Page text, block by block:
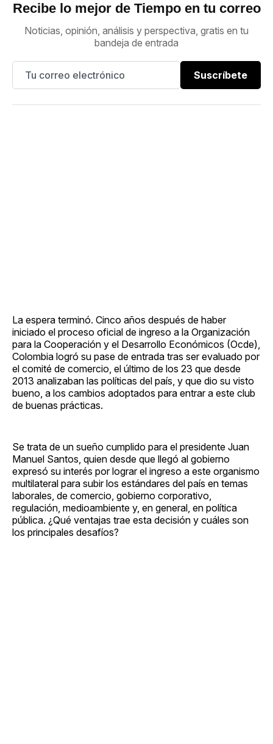
Recibe lo mejor de Tiempo en tu correo
Noticias, opinión, análisis y perspectiva, gratis en tu
bandeja de entrada
Suscríbete
La espera terminó. Cinco años después de haber
iniciado el proceso oficial de ingreso a la Organización
para la Cooperación y el Desarrollo Económicos (Ocde),
Colombia logró su pase de entrada tras ser evaluado por
el comité de comercio, el último de los 23 que desde
2013 analizaban las políticas del país, y que dio su visto
bueno, a los cambios adoptados para entrar a este club
de buenas prácticas.
Se trata de un sueño cumplido para el presidente Juan
Manuel Santos, quien desde que llegó al gobierno
expresó su interés por lograr el ingreso a este organismo
multilateral para subir los estándares del país en temas
laborales, de comercio, gobierno corporativo,
regulación, medioambiente y, en general, en política
pública. ¿Qué ventajas trae esta decisión y cuáles son
los principales desafíos?